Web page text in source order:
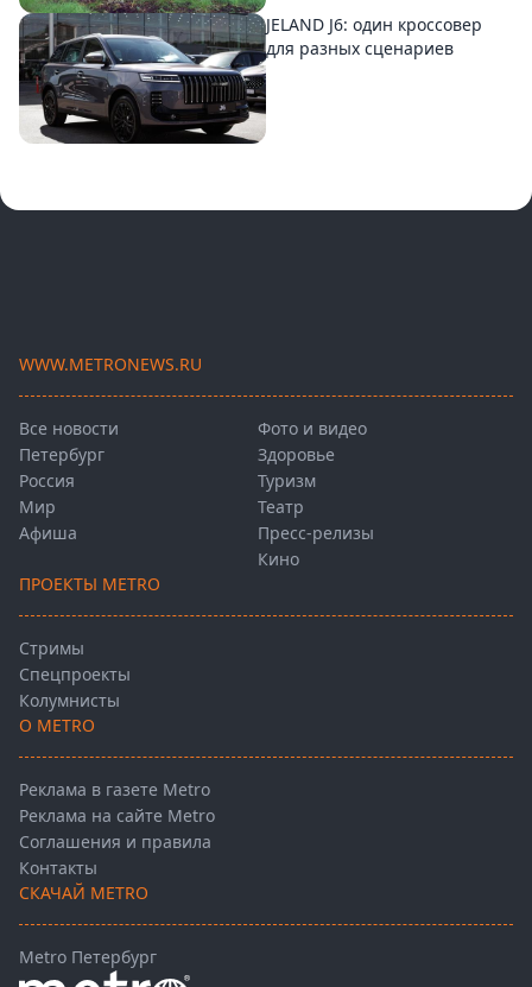
JELAND J6: один кроссовер
для разных сценариев
WWW.METRONEWS.RU
Все новости
Петербург
Россия
Мир
Афиша
Фото и видео
Здоровье
Туризм
Театр
Пресс-релизы
Кино
ПРОЕКТЫ METRO
Стримы
Спецпроекты
Колумнисты
О METRO
Реклама в газете Metro
Реклама на сайте Metro
Соглашения и правила
Контакты
СКАЧАЙ METRO
Metro Петербург